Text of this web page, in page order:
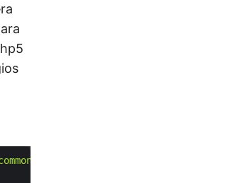
php5-curl php5-dbg php5-dev5 php5-